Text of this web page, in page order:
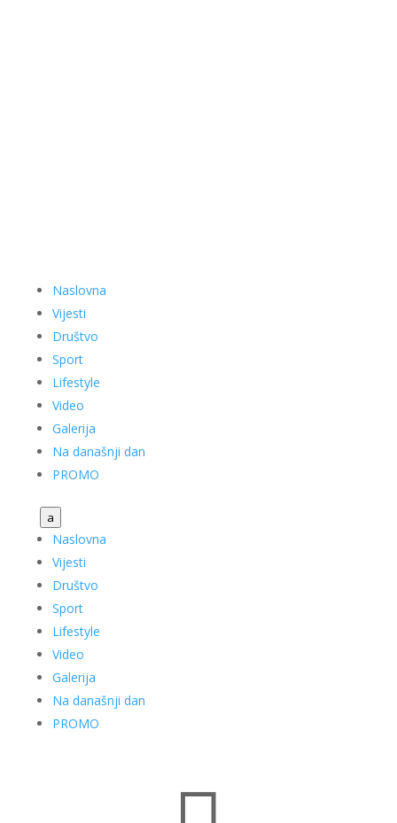
Naslovna
Vijesti
Društvo
Sport
Lifestyle
Video
Galerija
Na današnji dan
PROMO
a
Naslovna
Vijesti
Društvo
Sport
Lifestyle
Video
Galerija
Na današnji dan
PROMO